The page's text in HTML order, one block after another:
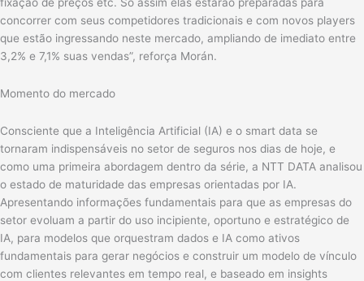
concorrer com seus competidores tradicionais e com novos players
que estão ingressando neste mercado, ampliando de imediato entre
3,2% e 7,1% suas vendas”, reforça Morán.
Momento do mercado
Consciente que a Inteligência Artificial (IA) e o smart data se
tornaram indispensáveis no setor de seguros nos dias de hoje, e
como uma primeira abordagem dentro da série, a NTT DATA analisou
o estado de maturidade das empresas orientadas por IA.
Apresentando informações fundamentais para que as empresas do
setor evoluam a partir do uso incipiente, oportuno e estratégico de
IA, para modelos que orquestram dados e IA como ativos
fundamentais para gerar negócios e construir um modelo de vínculo
com clientes relevantes em tempo real, e baseado em insights